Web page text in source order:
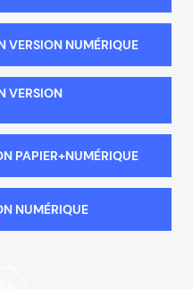
VERSION NUMÉRIQUE
VERSION
PAPIER+NUMÉRIQUE
NUMÉRIQUE